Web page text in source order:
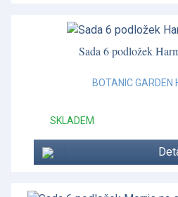
Sada 6 podložek
BOTANIC GARDEN
SKLADEM